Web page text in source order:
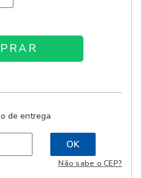
de entrega
Não sabe o CEP?